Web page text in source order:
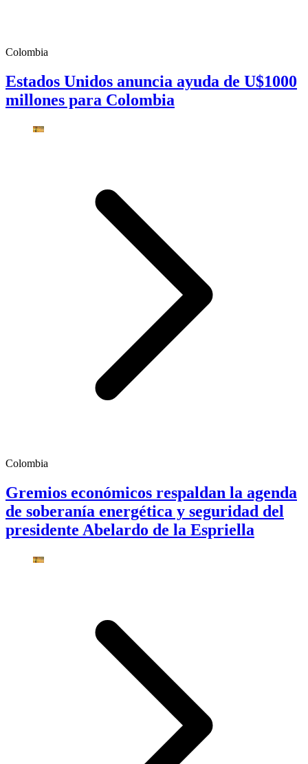
Colombia
Estados Unidos anuncia ayuda de U$1000
millones para Colombia
Colombia
Gremios económicos respaldan la agenda
de soberanía energética y seguridad del
presidente Abelardo de la Espriella